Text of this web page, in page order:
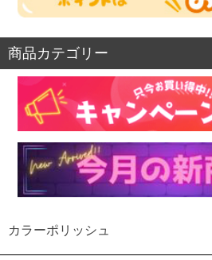
商品カテゴリー
カラーポリッシュ